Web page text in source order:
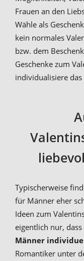
Frauen an den
Wähle als
kein normales
bzw. dem
Geschenke zum
individualisiere das
Typischerweise
für Männer eher
Ideen zum
eigentlich nur, dass
Männer
Romantiker unter